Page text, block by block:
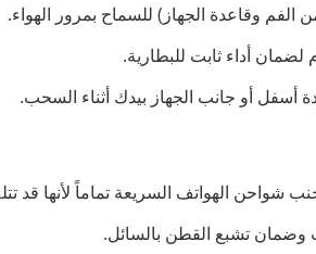
الفم وقاعدة الجهاز) للسماح بمرور الهواء.
أداء ثابت للبطارية.
أسفل أو جانب الجهاز بيدك أثناء السحب.
وضمان تشبع القطن بالسائل.